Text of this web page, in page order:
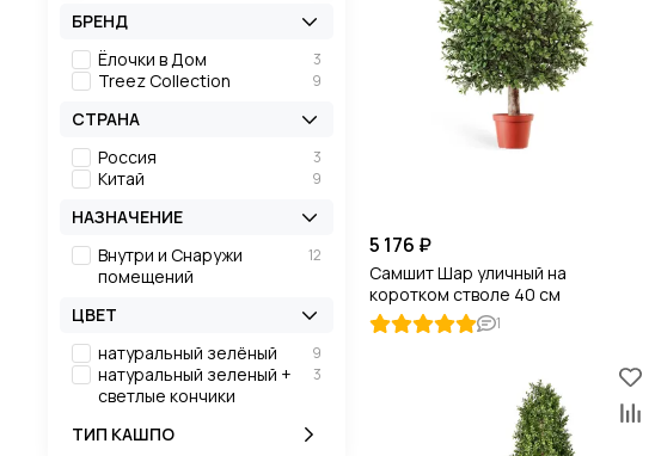
5 176 ₽
Самшит Шар уличный на
коротком стволе 40 см
1
БРЕНД
Ёлочки в Дом
3
Treez Collection 9
СТРАНА
Россия
3
Китай 9
НАЗНАЧЕНИЕ
Внутри и Снаружи
помещений
12
ЦВЕТ
натуральный зелёный
9
натуральный зеленый +
светлые кончики
3
ТИП КАШПО